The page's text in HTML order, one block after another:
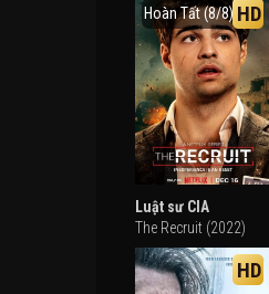
Hoàn Tất (8/8) HD
Luật sư CIA
The Recruit (2022)
HD